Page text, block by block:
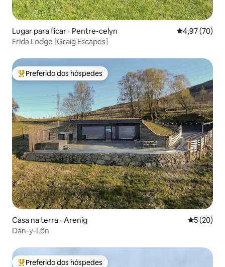
Lugar para ficar ⋅ Pentre-celyn 4,97 de uma
4,97 (70)
Frida Lodge [Graig Escapes]
Entre os melhores preferidos dos hóspedes
Preferido dos hóspedes
Casa na terra ⋅ Arenig 5 de uma
5 (20)
Dan-y-Lôn
Preferido dos hóspedes